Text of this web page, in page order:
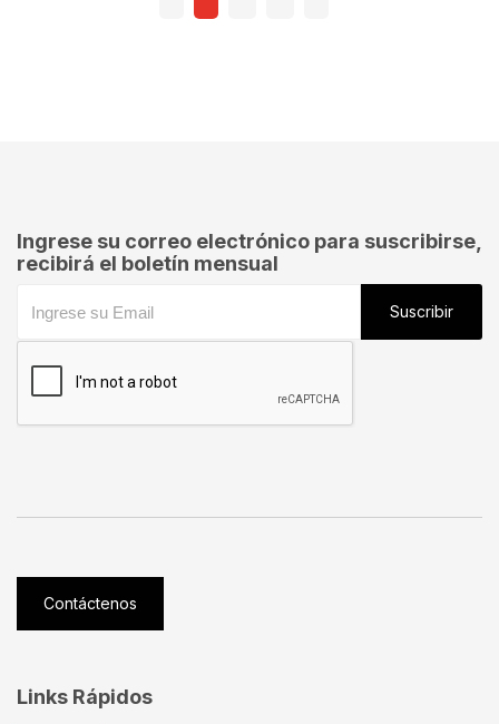
Ingrese su correo electrónico para suscribirse,
recibirá el boletín mensual
Suscribir
Contáctenos
Links Rápidos